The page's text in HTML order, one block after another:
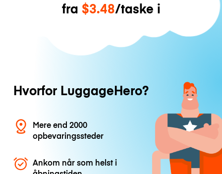
fra $3.48/taske i
Hvorfor LuggageHero?
Mere end 2000
opbevaringssteder
Ankom når som helst i